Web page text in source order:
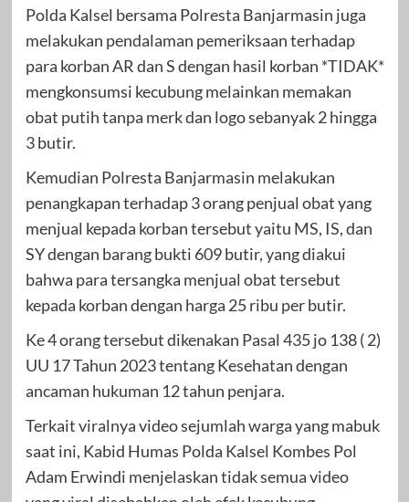
Polda Kalsel bersama Polresta Banjarmasin juga
melakukan pendalaman pemeriksaan terhadap
para korban AR dan S dengan hasil korban *TIDAK*
mengkonsumsi kecubung melainkan memakan
obat putih tanpa merk dan logo sebanyak 2 hingga
3 butir.
Kemudian Polresta Banjarmasin melakukan
penangkapan terhadap 3 orang penjual obat yang
menjual kepada korban tersebut yaitu MS, IS, dan
SY dengan barang bukti 609 butir, yang diakui
bahwa para tersangka menjual obat tersebut
kepada korban dengan harga 25 ribu per butir.
Ke 4 orang tersebut dikenakan Pasal 435 jo 138 ( 2)
UU 17 Tahun 2023 tentang Kesehatan dengan
ancaman hukuman 12 tahun penjara.
Terkait viralnya video sejumlah warga yang mabuk
saat ini, Kabid Humas Polda Kalsel Kombes Pol
Adam Erwindi menjelaskan tidak semua video